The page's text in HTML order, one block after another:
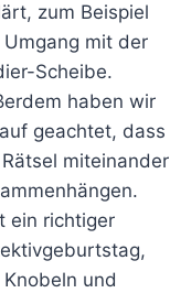
zum Beispiel
Umgang mit der
Scheibe.
haben wir
geachtet, dass
miteinander
ein richtiger
und